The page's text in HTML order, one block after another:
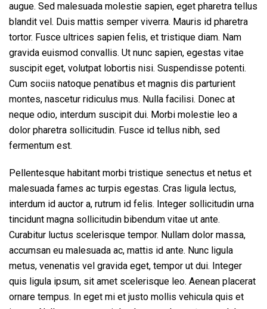
augue. Sed malesuada molestie sapien, eget pharetra tellus
blandit vel. Duis mattis semper viverra. Mauris id pharetra
tortor. Fusce ultrices sapien felis, et tristique diam. Nam
gravida euismod convallis. Ut nunc sapien, egestas vitae
suscipit eget, volutpat lobortis nisi. Suspendisse potenti.
Cum sociis natoque penatibus et magnis dis parturient
montes, nascetur ridiculus mus. Nulla facilisi. Donec at
neque odio, interdum suscipit dui. Morbi molestie leo a
dolor pharetra sollicitudin. Fusce id tellus nibh, sed
fermentum est.
Pellentesque habitant morbi tristique senectus et netus et
malesuada fames ac turpis egestas. Cras ligula lectus,
interdum id auctor a, rutrum id felis. Integer sollicitudin urna
tincidunt magna sollicitudin bibendum vitae ut ante.
Curabitur luctus scelerisque tempor. Nullam dolor massa,
accumsan eu malesuada ac, mattis id ante. Nunc ligula
metus, venenatis vel gravida eget, tempor ut dui. Integer
quis ligula ipsum, sit amet scelerisque leo. Aenean placerat
ornare tempus. In eget mi et justo mollis vehicula quis et